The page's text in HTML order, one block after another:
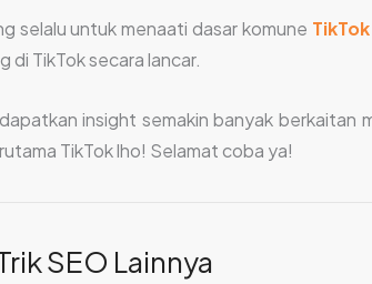
selalu untuk menaati dasar komune TikTok
di TikTok secara lancar.
insight semakin banyak berkaitan
TikTok lho! Selamat coba ya!
SEO Lainnya